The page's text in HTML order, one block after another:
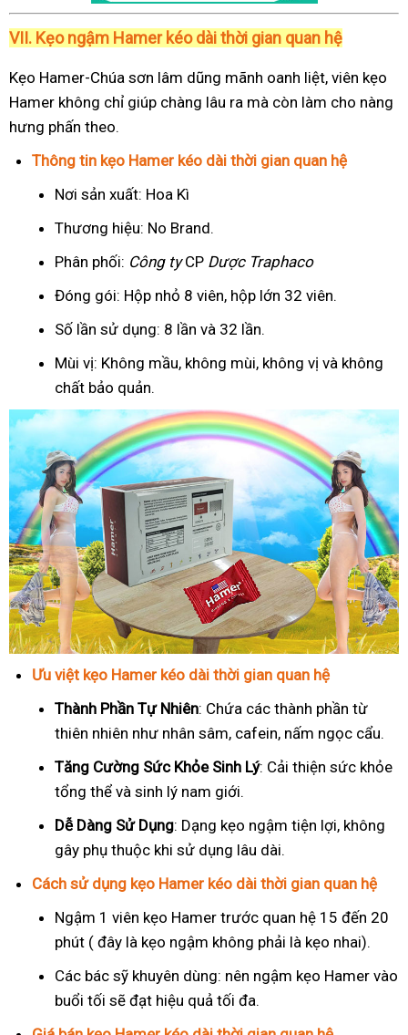
VII. Kẹo ngậm Hamer kéo dài thời gian quan hệ
Kẹo Hamer-Chúa sơn lâm dũng mãnh oanh liệt, viên kẹo
Hamer không chỉ giúp chàng lâu ra mà còn làm cho nàng
hưng phấn theo.
Thông tin kẹo Hamer kéo dài thời gian quan hệ
Nơi sản xuất: Hoa Kì
Thương hiệu: No Brand.
Phân phối: Công tyCP Dược Traphaco
Đóng gói: Hộp nhỏ 8 viên, hộp lớn 32 viên.
Số lần sử dụng: 8 lần và 32 lần.
Mùi vị: Không mầu, không mùi, không vị và không
chất bảo quản.
Ưu việt kẹo Hamer kéo dài thời gian quan hệ
Thành Phần Tự Nhiên: Chứa các thành phần từ
thiên nhiên như nhân sâm, cafein, nấm ngọc cẩu.
Tăng Cường Sức Khỏe Sinh Lý: Cải thiện sức khỏe
tổng thể và sinh lý nam giới.
Dễ Dàng Sử Dụng: Dạng kẹo ngậm tiện lợi, không
gây phụ thuộc khi sử dụng lâu dài.
Cách sử dụng kẹo Hamer kéo dài thời gian quan hệ
Ngậm 1 viên kẹo Hamer trước quan hệ 15 đến 20
phút ( đây là kẹo ngậm không phải là kẹo nhai).
Các bác sỹ khuyên dùng: nên ngậm kẹo Hamer vào
buổi tối sẽ đạt hiệu quả tối đa.